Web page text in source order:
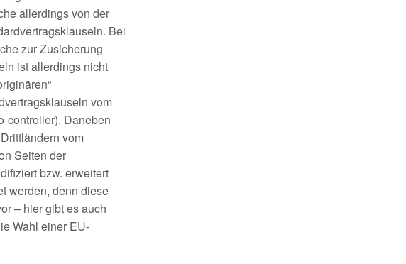
allerdings von der
Bei
zur Zusicherung
ist allerdings nicht
vom
controller). Daneben
vom
Seiten der
bzw. erweitert
werden, denn diese
– hier gibt es auch
Wahl einer EU-